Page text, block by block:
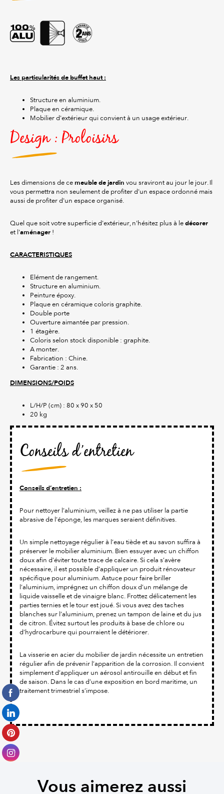
Les particularités de buffet haut :
Structure en aluminium.
Plaque en céramique.
Mobilier d'extérieur qui convient à un usage extérieur.
Design : Proloisirs
Les dimensions de ce meuble de jardin vou sraviront au jour le jour. Il
vous permettra non seulement de profiter d'un espace ordonné mais
aussi de profiter d'un espace organisé.
Quel que soit votre superficie d'extérieur, n'hésitez plus à le décorer
et l'aménager !
CARACTERISTIQUES
Elément de rangement.
Structure en aluminium.
Peinture époxy.
Plaque en céramique coloris graphite.
Double porte
Ouverture aimantée par pression.
1 étagère.
Coloris selon stock disponible : graphite.
A monter.
Fabrication : Chine.
Garantie : 2 ans.
DIMENSIONS/POIDS
L/H/P (cm) : 80 x 90 x 50
20 kg
Conseils d’entretien
Conseils d’entretien :
Pour nettoyer l’aluminium, veillez à ne pas utiliser la partie
abrasive de l’éponge, les marques seraient définitives.
Un simple nettoyage régulier à l’eau tiède et au savon suffira à
préserver le mobilier aluminium. Bien essuyer avec un chiffon
doux afin d’éviter toute trace de calcaire. Si cela s’avère
nécessaire, il est possible d’appliquer un produit rénovateur
spécifique pour aluminium. Astuce pour faire briller
l’aluminium, imprégnez un chiffon doux d’un mélange de
liquide vaisselle et de vinaigre blanc. Frottez délicatement les
parties ternies et le tour est joué. Si vous avez des taches
blanches sur l’aluminium, prenez un tampon de laine et du jus
de citron. Évitez surtout les produits à base de chlore ou
d’hydrocarbure qui pourraient le détériorer.
La visserie en acier du mobilier de jardin nécessite un entretien
régulier afin de prévenir l’apparition de la corrosion. Il convient
simplement d’appliquer un aérosol antirouille en début et fin
de saison. Dans le cas d’une exposition en bord maritime, un
traitement trimestriel s’impose.
Vous aimerez aussi